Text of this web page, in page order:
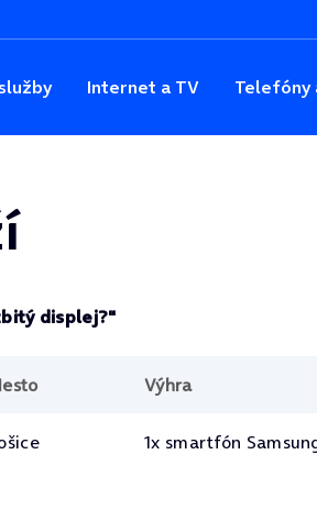
Internet a TV Telefóny
displej?"
Výhra
1x smartfón